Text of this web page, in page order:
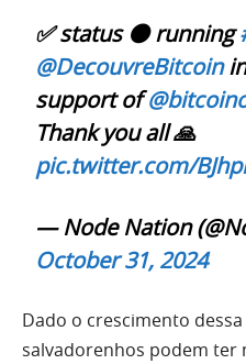
✅ status 🟠 running
@DecouvreBitcoin
support of
Thank you all 🙏
pic.twitter.com/
— Node Nation
October 31, 2024
Dado o crescimento
salvadorenhos podem ter